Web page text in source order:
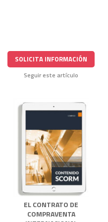
SOLICITA INFORMACIÓN
Seguir este artículo
EL CONTRATO DE
COMPRAVENTA